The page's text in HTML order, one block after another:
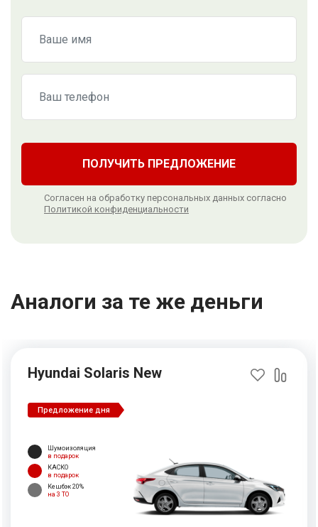
ПОЛУЧИТЬ ПРЕДЛОЖЕНИЕ
Согласен на обработку персональных данных согласно
Политикой конфиденциальности
Аналоги за те же деньги
Hyundai Solaris New
Предложение дня
Шумоизоляция
в подарок
КАСКО
в подарок
Кешбэк 20%
на 3 ТО